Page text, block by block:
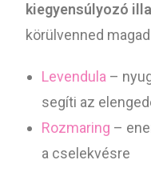
kiegyensúlyozó
körülvenned
Levendula –
segíti az
Rozmaring –
a cselekvésre